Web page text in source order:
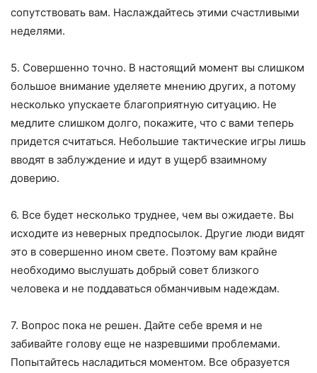
сопутствовать вам. Наслаждайтесь этими счастливыми
неделями.
5. Совершенно точно. В настоящий момент вы слишком
большое внимание уделяете мнению других, а потому
несколько упускаете благоприятную ситуацию. Не
медлите слишком долго, покажите, что с вами теперь
придется считаться. Небольшие тактические игры лишь
вводят в заблуждение и идут в ущерб взаимному
доверию.
6. Все будет несколько труднее, чем вы ожидаете. Вы
исходите из неверных предпосылок. Другие люди видят
это в совершенно ином свете. Поэтому вам крайне
необходимо выслушать добрый совет близкого
человека и не поддаваться обманчивым надеждам.
7. Вопрос пока не решен. Дайте себе время и не
забивайте голову еще не назревшими проблемами.
Попытайтесь насладиться моментом. Все образуется